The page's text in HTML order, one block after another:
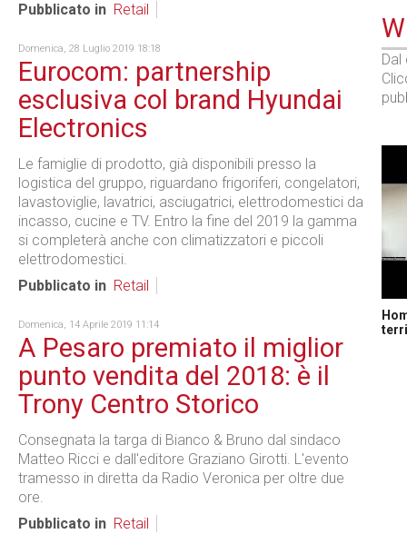
Pubblicato in Retail
Domenica, 28 Luglio 2019 18:18
Eurocom: partnership
esclusiva col brand Hyundai
Electronics
Le famiglie di prodotto, già disponibili presso la
logistica del gruppo, riguardano frigoriferi, congelatori,
lavastoviglie, lavatrici, asciugatrici, elettrodomestici da
incasso, cucine e TV. Entro la fine del 2019 la gamma
si completerà anche con climatizzatori e piccoli
elettrodomestici.
Pubblicato in Retail
Domenica, 14 Aprile 2019 11:14
A Pesaro premiato il miglior
punto vendita del 2018: è il
Trony Centro Storico
Consegnata la targa di Bianco & Bruno dal sindaco
Matteo Ricci e dall'editore Graziano Girotti. L'evento
tramesso in diretta da Radio Veronica per oltre due
ore.
Pubblicato in Retail